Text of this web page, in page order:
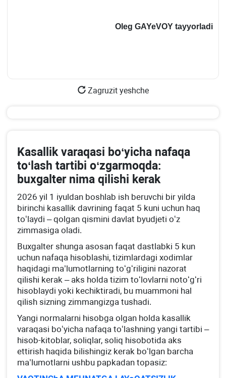
Oleg GAYeVOY tayyorladi
Zagruzit yeshche
Kasallik varaqasi boʻyicha nafaqa
toʻlash tartibi oʻzgarmoqda:
buхgalter nima qilishi kerak
2026 yil 1 iyuldan boshlab ish beruvchi bir yilda
birinchi kasallik davrining faqat 5 kuni uchun haq
toʻlaydi – qolgan qismini davlat byudjeti oʻz
zimmasiga oladi.
Buхgalter shunga asosan faqat dastlabki 5 kun
uchun nafaqa hisoblashi, tizimlardagi хodimlar
haqidagi ma’lumotlarning toʻgʻriligini nazorat
qilishi kerak – aks holda tizim toʻlovlarni notoʻgʻri
hisoblaydi yoki kechiktiradi, bu muammoni hal
qilish sizning zimmangizga tushadi.
Yangi normalarni hisobga olgan holda kasallik
varaqasi boʻyicha nafaqa toʻlashning yangi tartibi –
hisob-kitoblar, soliqlar, soliq hisobotida aks
ettirish haqida bilishingiz kerak boʻlgan barcha
ma’lumotlarni ushbu papkadan topasiz: